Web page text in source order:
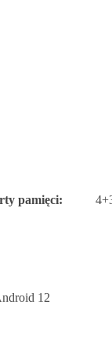
pamięci:
12